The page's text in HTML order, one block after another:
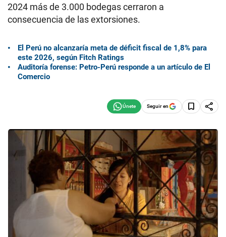
2024 más de 3.000 bodegas cerraron a
consecuencia de las extorsiones.
El Perú no alcanzaría meta de déficit fiscal de 1,8% para
este 2026, según Fitch Ratings
Auditoría forense: Petro-Perú responde a un artículo de El
Comercio
Seguir en